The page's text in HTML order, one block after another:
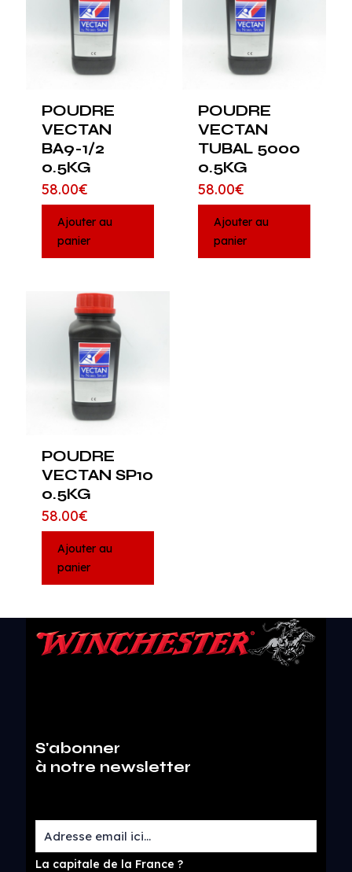
POUDRE
VECTAN
BA9-1/2
0.5KG
58.00€
Ajouter au
panier
POUDRE
VECTAN
TUBAL 5000
0.5KG
58.00€
Ajouter au
panier
POUDRE
VECTAN SP10
0.5KG
58.00€
Ajouter au
panier
S'abonner
à notre newsletter
La capitale de la France ?